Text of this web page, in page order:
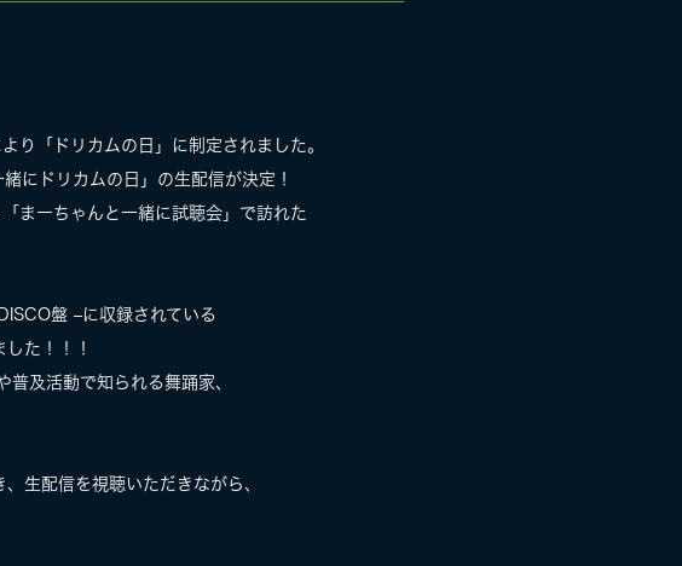
り「ドリカムの日」に制定されました。
にドリカムの日」の生配信が決定！
まーちゃんと一緒に試聴会」で訪れた
盤 –に収録されている
た！！！
及活動で知られる舞踊家、
生配信を視聴いただきながら、